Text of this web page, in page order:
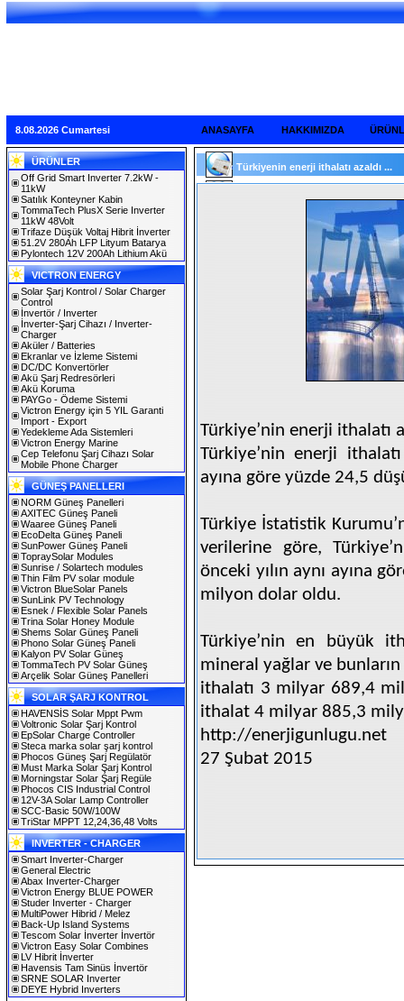
8.08.2026 Cumartesi ANASAYFA HAKKIMIZDA
ÜRÜNLER
Off Grid Smart Inverter 7.2kW -
11kW
Satılık Konteyner Kabin
TommaTech PlusX Serie Inverter
11kW 48Volt
Trifaze Düşük Voltaj Hibrit İnverter
51.2V 280Ah LFP Lityum Batarya
Pylontech 12V 200Ah Lithium Akü
VICTRON ENERGY
Solar Şarj Kontrol / Solar Charger
Control
İnvertör / Inverter
İnverter-Şarj Cihazı / Inverter-
Charger
Aküler / Batteries
Ekranlar ve İzleme Sistemi
DC/DC Konvertörler
Akü Şarj Redresörleri
Akü Koruma
PAYGo - Ödeme Sistemi
Victron Energy için 5 YIL Garanti
Import - Export
Yedekleme Ada Sistemleri
Victron Energy Marine
Cep Telefonu Şarj Cihazı Solar
Mobile Phone Charger
GÜNEŞ PANELLERI
NORM Güneş Panelleri
AXITEC Güneş Paneli
Waaree Güneş Paneli
EcoDelta Güneş Paneli
SunPower Güneş Paneli
TopraySolar Modules
Sunrise / Solartech modules
Thin Film PV solar module
Victron BlueSolar Panels
SunLink PV Technology
Esnek / Flexible Solar Panels
Trina Solar Honey Module
Shems Solar Güneş Paneli
Phono Solar Güneş Paneli
Kalyon PV Solar Güneş
TommaTech PV Solar Güneş
Arçelik Solar Güneş Panelleri
SOLAR ŞARJ KONTROL
HAVENSİS Solar Mppt Pwm
Voltronic Solar Şarj Kontrol
EpSolar Charge Controller
Steca marka solar şarj kontrol
Phocos Güneş Şarj Regülatör
Must Marka Solar Şarj Kontrol
Morningstar Solar Şarj Regüle
Phocos CIS Industrial Control
12V-3A Solar Lamp Controller
SCC-Basic 50W/100W
TriStar MPPT 12,24,36,48 Volts
INVERTER - CHARGER
Smart Inverter-Charger
General Electric
Abax Inverter-Charger
Victron Energy BLUE POWER
Studer Inverter - Charger
MultiPower Hibrid / Melez
Back-Up Island Systems
Tescom Solar İnverter İnvertör
Victron Easy Solar Combines
LV Hibrit İnverter
Havensis Tam Sinüs İnvertör
SRNE SOLAR Inverter
DEYE Hybrid Inverters
Türkiyenin enerji ithalatı azaldı ...
Türkiye’nin enerji ithalatı
Türkiye’nin enerji
ayına göre yüzde 24,5
Türkiye İstatistik
verilerine göre,
önceki yılın aynı ayına
milyon dolar oldu.
Türkiye’nin en büyük
mineral yağlar ve
ithalatı 3 milyar 689,4
ithalat 4 milyar 885,3
http://enerjigunlugu.net
27 Şubat 2015